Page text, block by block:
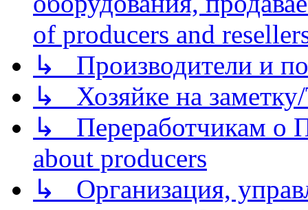
of producers and
↳ Производители и
↳ Хозяйке на
↳ Переработчикам о
about producers
↳ Организация,